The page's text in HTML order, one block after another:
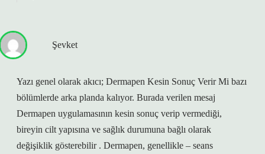
Şevket
Yazı genel olarak akıcı; Dermapen Kesin Sonuç Verir Mi bazı
bölümlerde arka planda kalıyor. Burada verilen mesaj
Dermapen uygulamasının kesin sonuç verip vermediği,
bireyin cilt yapısına ve sağlık durumuna bağlı olarak
değişiklik gösterebilir . Dermapen, genellikle – seans